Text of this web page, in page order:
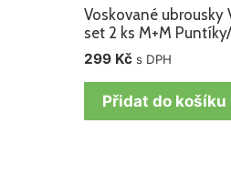
Voskované ubrousky
set 2 ks M+M
299 Kč s DPH
Přidat do košíku